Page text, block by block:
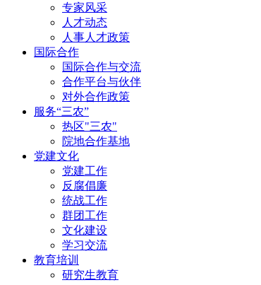
专家风采
人才动态
人事人才政策
国际合作
国际合作与交流
合作平台与伙伴
对外合作政策
服务“三农”
热区"三农"
院地合作基地
党建文化
党建工作
反腐倡廉
统战工作
群团工作
文化建设
学习交流
教育培训
研究生教育